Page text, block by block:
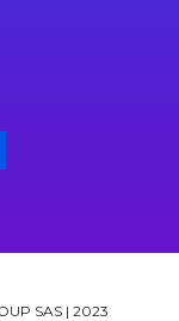
SAS | 2023